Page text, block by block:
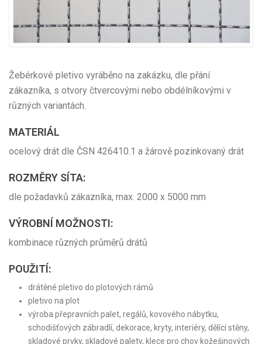
Žebérkové pletivo vyráběno na zakázku, dle přání
zákazníka, s otvory čtvercovými nebo obdélníkovými v
různých variantách.
MATERIÁL
ocelový drát dle ČSN 426410.1 a žárově pozinkovaný drát
ROZMĚRY SÍTA:
dle požadavků zákazníka, max. 2000 x 5000 mm
VÝROBNÍ MOŽNOSTI:
kombinace různých průměrů drátů
POUŽITÍ:
drátěné pletivo do plotových rámů
pletivo na plot
výroba přepravních palet, regálů, kovového nábytku,
schodišťových zábradlí, dekorace, kryty, interiéry, dělící stěny,
skladové prvky, skladové palety, klece pro chov kožešinových